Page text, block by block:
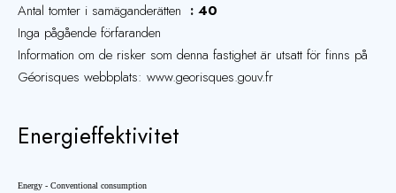
Antal tomter i samäganderätten
40
Inga pågående förfaranden
Information om de risker som denna fastighet är utsatt för finns på
Géorisques webbplats: www.georisques.gouv.fr
Energieffektivitet